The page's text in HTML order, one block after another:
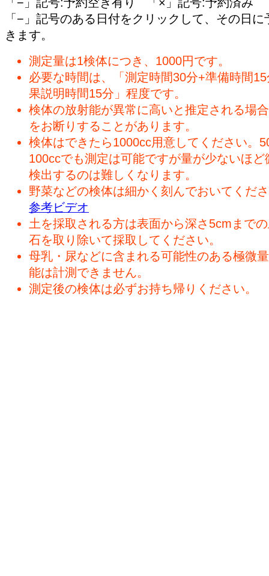
「−」記号のある日付をクリックして、その日に
きます。
測定量は1検体につき、1000円です。
必要な時間は、「測定時間30分+準備時間
果説明時間15分」程度です。
検体の放射能が異常に高いと推定される場
をお断りすることがあります。
検体はできたら1000cc用意してください。
100ccでも測定は可能ですが量が少ないほど
検出するのは難しくなります。
野菜などの検体は細かく刻んでおいてくだ
参考ビデオ
土を採取される方は表面から深さ5cmまで
石を取り除いて採取してください。
母乳・尿などに含まれる可能性のある極微
能は計測できません。
測定後の検体は必ずお持ち帰りください。